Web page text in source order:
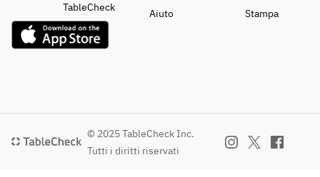
TableCheck
Aiuto
Stampa
© 2025 TableCheck Inc.
Tutti i diritti riservati